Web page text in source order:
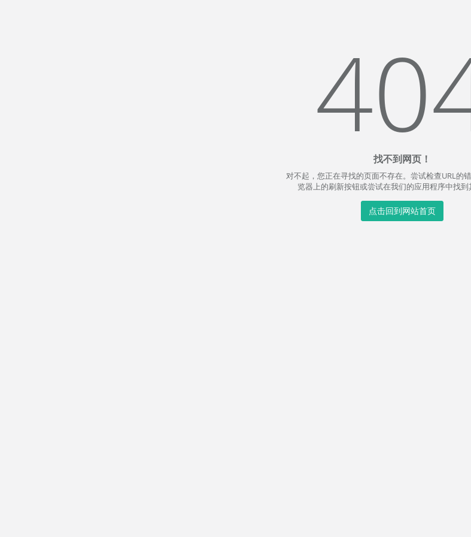
找不到网页！
对不起，您正在寻找的页面不存在。尝试检查URL的
览器上的刷新按钮或尝试在我们的应用程序中找到
点击回到网站首页